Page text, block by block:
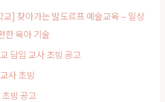
] 찾아가는 발도르프 예술교육 – 일상
한 육아 기술
담임 교사 초빙 공고
사 초빙
빙 공고